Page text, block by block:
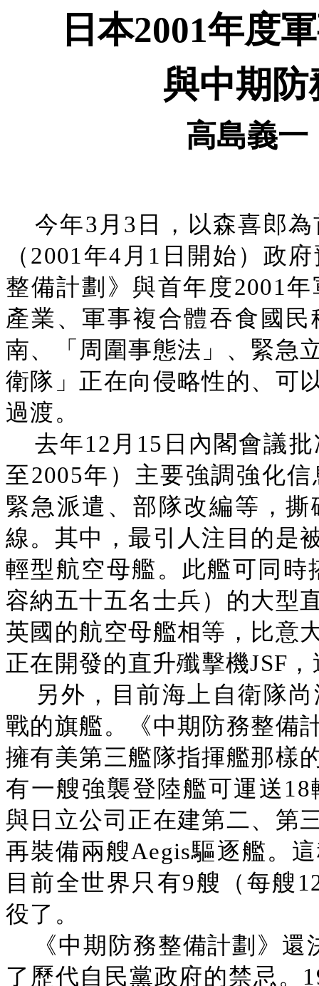
日本2001年度
與中期
高島義一
今年3月3日，以森喜郎
（2001年4月1日開始）政
整備計劃》與首年度2001
產業、軍事複合體吞食國
南、「周圍事態法」、緊急
衛隊」正在向侵略性的、可
過渡。
去年12月15日內閣會議
至2005年）主要強調強化
緊急派遣、部隊改編等，
線。其中，最引人注目的是
輕型航空母艦。此艦可同時
容納五十五名士兵）的大型
英國的航空母艦相等，比意
正在開發的直升殲擊機JSF
另外，目前海上自衛隊
戰的旗艦。《中期防務整備
擁有美第三艦隊指揮艦那樣
有一艘強襲登陸艦可運送
與日立公司正在建第二、第
再裝備兩艘Aegis驅逐艦。
目前全世界只有9艘（每艘
役了。
《中期防務整備計劃》
了歷代自民黨政府的禁忌。